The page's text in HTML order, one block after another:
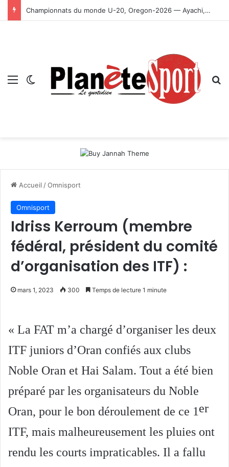
Championnats du monde U-20, Oregon-2026 — Ayachi, Dissa, Touahria et Ghezali en finale
Menu Switch skin
Accueil /Omnisport
Omnisport
Idriss Kerroum (membre
fédéral, président du comité
d’organisation des ITF) :
mars 1, 2023 300 Temps de lecture 1 minute
« La FAT m’a chargé d’organiser les deux
ITF juniors d’Oran confiés aux clubs
Noble Oran et Hai Salam. Tout a été bien
préparé par les organisateurs du Noble
Oran, pour le bon déroulement de ce 1er
ITF, mais malheureusement les pluies ont
rendu les courts impraticables. Il a fallu